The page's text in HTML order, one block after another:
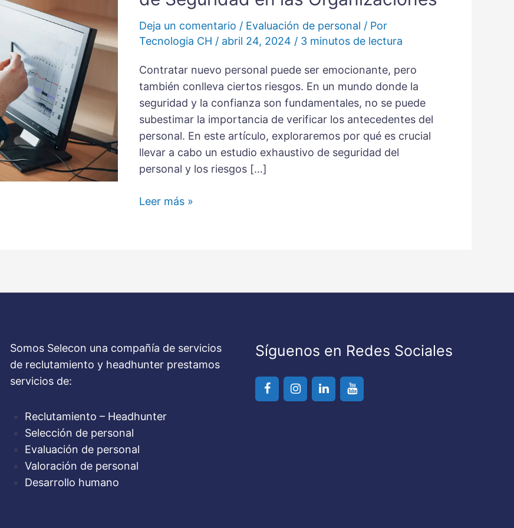
Deja un comentario / Evaluación de personal / Por
Tecnologia CH / abril 24, 2024 / 3 minutos de lectura
Contratar nuevo personal puede ser emocionante, pero
también conlleva ciertos riesgos. En un mundo donde la
seguridad y la confianza son fundamentales, no se puede
subestimar la importancia de verificar los antecedentes del
personal. En este artículo, exploraremos por qué es crucial
llevar a cabo un estudio exhaustivo de seguridad del
personal y los riesgos […]
de
realizar
Estudios
Seguridad
en
las
Organizaciones
Leer más »
Somos Selecon una compañía de servicios
de reclutamiento y headhunter prestamos
servicios de:
Reclutamiento – Headhunter
Selección de personal
Evaluación de personal
Valoración de personal
Desarrollo humano
Síguenos en Redes Sociales